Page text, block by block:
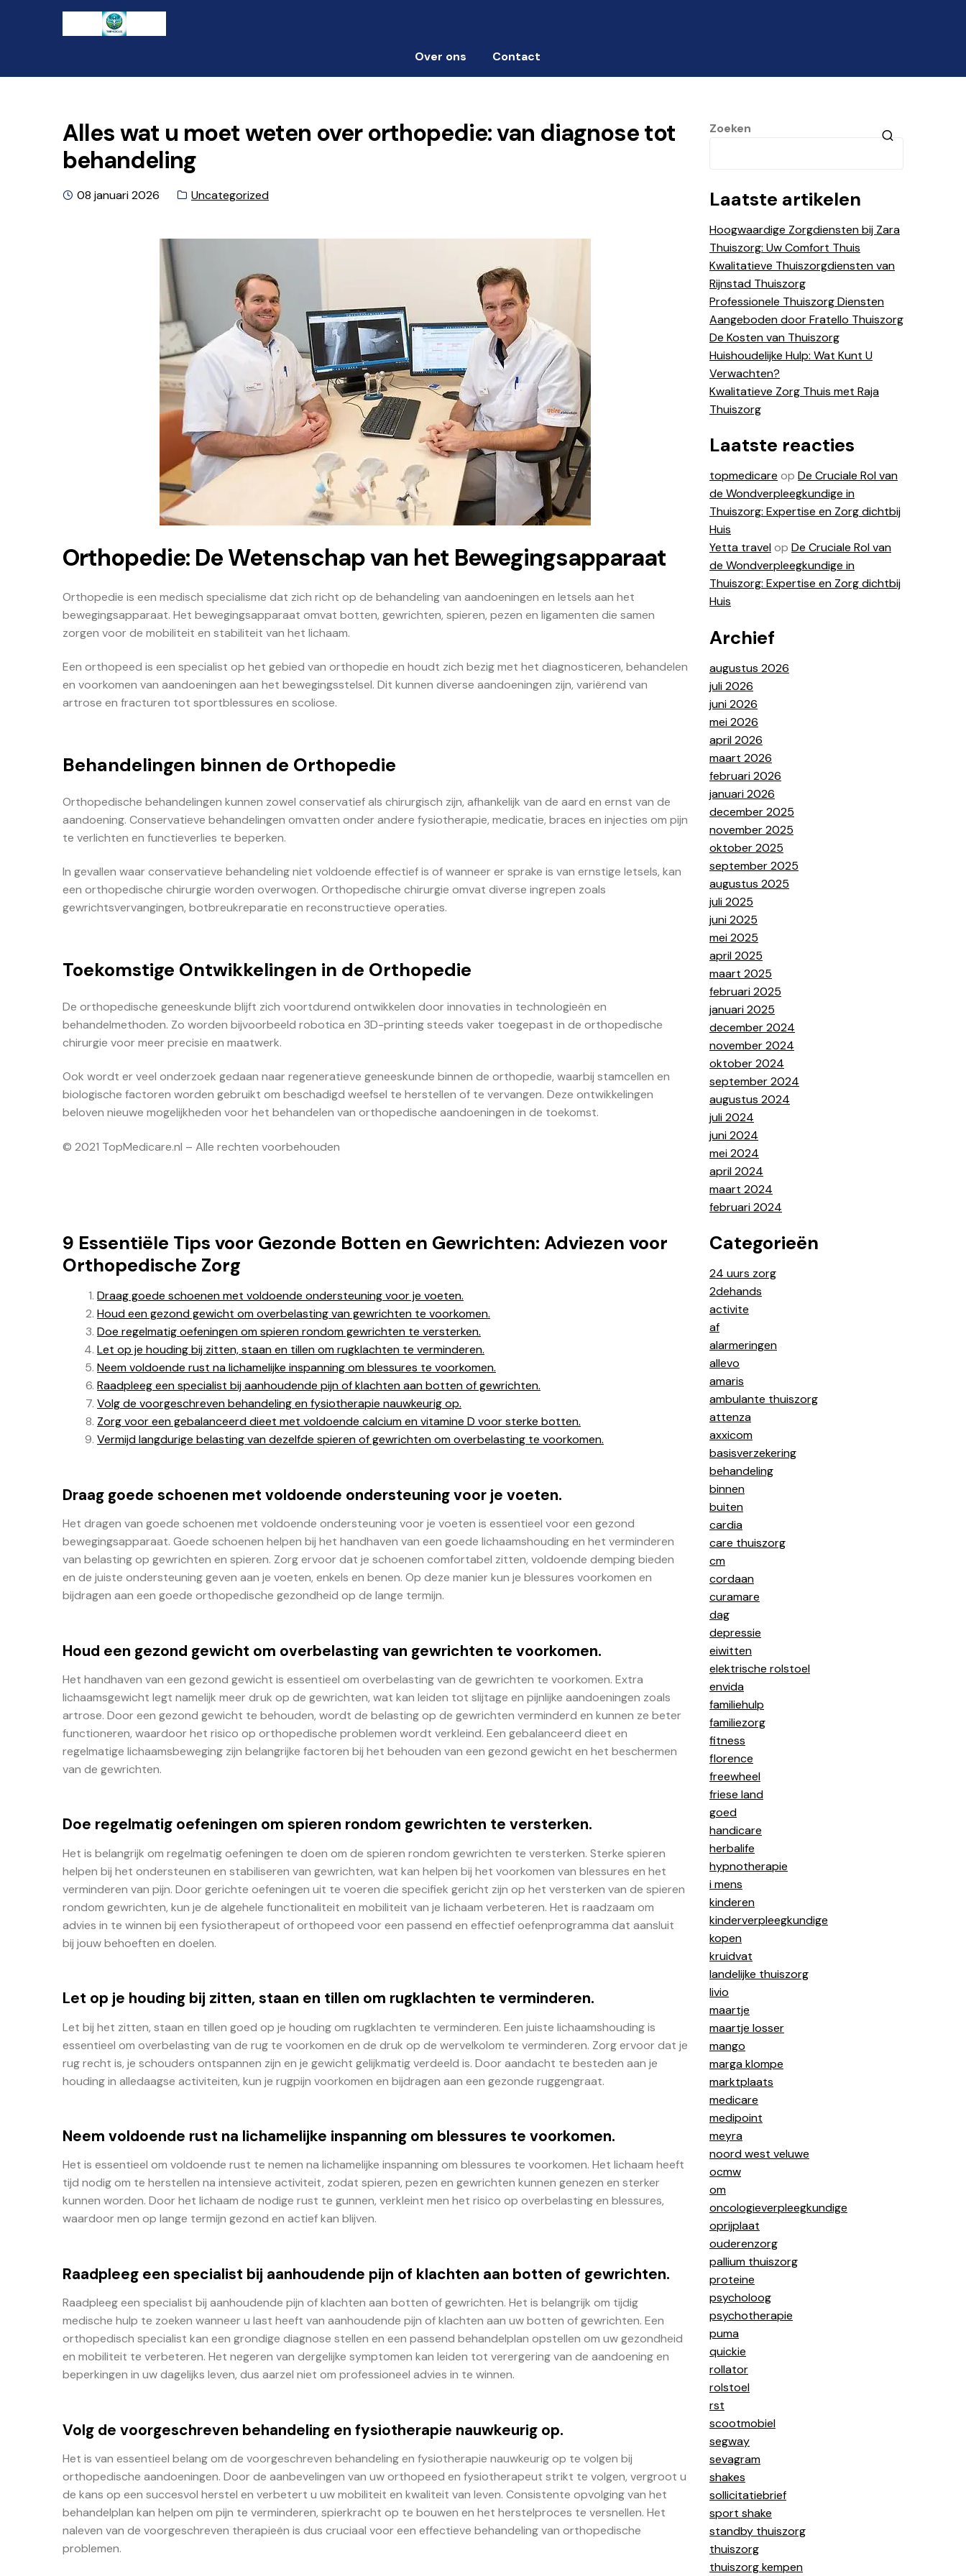
Over ons Contact
Alles wat u moet weten over orthopedie: van diagnose tot
behandeling
Geplaatst
08 januari 2026 Categorie:
Uncategorized
Orthopedie: De Wetenschap van het Bewegingsapparaat
Orthopedie is een medisch specialisme dat zich richt op de behandeling van aandoeningen en letsels aan het
bewegingsapparaat. Het bewegingsapparaat omvat botten, gewrichten, spieren, pezen en ligamenten die samen
zorgen voor de mobiliteit en stabiliteit van het lichaam.
Een orthopeed is een specialist op het gebied van orthopedie en houdt zich bezig met het diagnosticeren, behandelen
en voorkomen van aandoeningen aan het bewegingsstelsel. Dit kunnen diverse aandoeningen zijn, variërend van
artrose en fracturen tot sportblessures en scoliose.
Behandelingen binnen de Orthopedie
Orthopedische behandelingen kunnen zowel conservatief als chirurgisch zijn, afhankelijk van de aard en ernst van de
aandoening. Conservatieve behandelingen omvatten onder andere fysiotherapie, medicatie, braces en injecties om pijn
te verlichten en functieverlies te beperken.
In gevallen waar conservatieve behandeling niet voldoende effectief is of wanneer er sprake is van ernstige letsels, kan
een orthopedische chirurgie worden overwogen. Orthopedische chirurgie omvat diverse ingrepen zoals
gewrichtsvervangingen, botbreukreparatie en reconstructieve operaties.
Toekomstige Ontwikkelingen in de Orthopedie
De orthopedische geneeskunde blijft zich voortdurend ontwikkelen door innovaties in technologieën en
behandelmethoden. Zo worden bijvoorbeeld robotica en 3D-printing steeds vaker toegepast in de orthopedische
chirurgie voor meer precisie en maatwerk.
Ook wordt er veel onderzoek gedaan naar regeneratieve geneeskunde binnen de orthopedie, waarbij stamcellen en
biologische factoren worden gebruikt om beschadigd weefsel te herstellen of te vervangen. Deze ontwikkelingen
beloven nieuwe mogelijkheden voor het behandelen van orthopedische aandoeningen in de toekomst.
© 2021 TopMedicare.nl – Alle rechten voorbehouden
9 Essentiële Tips voor Gezonde Botten en Gewrichten: Adviezen voor
Orthopedische Zorg
Draag goede schoenen met voldoende ondersteuning voor je voeten.
Houd een gezond gewicht om overbelasting van gewrichten te voorkomen.
Doe regelmatig oefeningen om spieren rondom gewrichten te versterken.
Let op je houding bij zitten, staan en tillen om rugklachten te verminderen.
Neem voldoende rust na lichamelijke inspanning om blessures te voorkomen.
Raadpleeg een specialist bij aanhoudende pijn of klachten aan botten of gewrichten.
Volg de voorgeschreven behandeling en fysiotherapie nauwkeurig op.
Zorg voor een gebalanceerd dieet met voldoende calcium en vitamine D voor sterke botten.
Vermijd langdurige belasting van dezelfde spieren of gewrichten om overbelasting te voorkomen.
Draag goede schoenen met voldoende ondersteuning voor je voeten.
Het dragen van goede schoenen met voldoende ondersteuning voor je voeten is essentieel voor een gezond
bewegingsapparaat. Goede schoenen helpen bij het handhaven van een goede lichaamshouding en het verminderen
van belasting op gewrichten en spieren. Zorg ervoor dat je schoenen comfortabel zitten, voldoende demping bieden
en de juiste ondersteuning geven aan je voeten, enkels en benen. Op deze manier kun je blessures voorkomen en
bijdragen aan een goede orthopedische gezondheid op de lange termijn.
Houd een gezond gewicht om overbelasting van gewrichten te voorkomen.
Het handhaven van een gezond gewicht is essentieel om overbelasting van de gewrichten te voorkomen. Extra
lichaamsgewicht legt namelijk meer druk op de gewrichten, wat kan leiden tot slijtage en pijnlijke aandoeningen zoals
artrose. Door een gezond gewicht te behouden, wordt de belasting op de gewrichten verminderd en kunnen ze beter
functioneren, waardoor het risico op orthopedische problemen wordt verkleind. Een gebalanceerd dieet en
regelmatige lichaamsbeweging zijn belangrijke factoren bij het behouden van een gezond gewicht en het beschermen
van de gewrichten.
Doe regelmatig oefeningen om spieren rondom gewrichten te versterken.
Het is belangrijk om regelmatig oefeningen te doen om de spieren rondom gewrichten te versterken. Sterke spieren
helpen bij het ondersteunen en stabiliseren van gewrichten, wat kan helpen bij het voorkomen van blessures en het
verminderen van pijn. Door gerichte oefeningen uit te voeren die specifiek gericht zijn op het versterken van de spieren
rondom gewrichten, kun je de algehele functionaliteit en mobiliteit van je lichaam verbeteren. Het is raadzaam om
advies in te winnen bij een fysiotherapeut of orthopeed voor een passend en effectief oefenprogramma dat aansluit
bij jouw behoeften en doelen.
Let op je houding bij zitten, staan en tillen om rugklachten te verminderen.
Let bij het zitten, staan en tillen goed op je houding om rugklachten te verminderen. Een juiste lichaamshouding is
essentieel om overbelasting van de rug te voorkomen en de druk op de wervelkolom te verminderen. Zorg ervoor dat je
rug recht is, je schouders ontspannen zijn en je gewicht gelijkmatig verdeeld is. Door aandacht te besteden aan je
houding in alledaagse activiteiten, kun je rugpijn voorkomen en bijdragen aan een gezonde ruggengraat.
Neem voldoende rust na lichamelijke inspanning om blessures te voorkomen.
Het is essentieel om voldoende rust te nemen na lichamelijke inspanning om blessures te voorkomen. Het lichaam heeft
tijd nodig om te herstellen na intensieve activiteit, zodat spieren, pezen en gewrichten kunnen genezen en sterker
kunnen worden. Door het lichaam de nodige rust te gunnen, verkleint men het risico op overbelasting en blessures,
waardoor men op lange termijn gezond en actief kan blijven.
Raadpleeg een specialist bij aanhoudende pijn of klachten aan botten of gewrichten.
Raadpleeg een specialist bij aanhoudende pijn of klachten aan botten of gewrichten. Het is belangrijk om tijdig
medische hulp te zoeken wanneer u last heeft van aanhoudende pijn of klachten aan uw botten of gewrichten. Een
orthopedisch specialist kan een grondige diagnose stellen en een passend behandelplan opstellen om uw gezondheid
en mobiliteit te verbeteren. Het negeren van dergelijke symptomen kan leiden tot verergering van de aandoening en
beperkingen in uw dagelijks leven, dus aarzel niet om professioneel advies in te winnen.
Volg de voorgeschreven behandeling en fysiotherapie nauwkeurig op.
Het is van essentieel belang om de voorgeschreven behandeling en fysiotherapie nauwkeurig op te volgen bij
orthopedische aandoeningen. Door de aanbevelingen van uw orthopeed en fysiotherapeut strikt te volgen, vergroot u
de kans op een succesvol herstel en verbetert u uw mobiliteit en kwaliteit van leven. Consistente opvolging van het
behandelplan kan helpen om pijn te verminderen, spierkracht op te bouwen en het herstelproces te versnellen. Het
naleven van de voorgeschreven therapieën is dus cruciaal voor een effectieve behandeling van orthopedische
problemen.
Zoeken
Laatste artikelen
Hoogwaardige Zorgdiensten bij Zara
Thuiszorg: Uw Comfort Thuis
Kwalitatieve Thuiszorgdiensten van
Rijnstad Thuiszorg
Professionele Thuiszorg Diensten
Aangeboden door Fratello Thuiszorg
De Kosten van Thuiszorg
Huishoudelijke Hulp: Wat Kunt U
Verwachten?
Kwalitatieve Zorg Thuis met Raja
Thuiszorg
Laatste reacties
topmedicare op De Cruciale Rol van
de Wondverpleegkundige in
Thuiszorg: Expertise en Zorg dichtbij
Huis
Yetta travelop De Cruciale Rol van
de Wondverpleegkundige in
Thuiszorg: Expertise en Zorg dichtbij
Huis
Archief
augustus 2026
juli 2026
juni 2026
mei 2026
april 2026
maart 2026
februari 2026
januari 2026
december 2025
november 2025
oktober 2025
september 2025
augustus 2025
juli 2025
juni 2025
mei 2025
april 2025
maart 2025
februari 2025
januari 2025
december 2024
november 2024
oktober 2024
september 2024
augustus 2024
juli 2024
juni 2024
mei 2024
april 2024
maart 2024
februari 2024
Categorieën
24 uurs zorg
2dehands
activite
af
alarmeringen
allevo
amaris
ambulante thuiszorg
attenza
axxicom
basisverzekering
behandeling
binnen
buiten
cardia
care thuiszorg
cm
cordaan
curamare
dag
depressie
eiwitten
elektrische rolstoel
envida
familiehulp
familiezorg
fitness
florence
freewheel
friese land
goed
handicare
herbalife
hypnotherapie
i mens
kinderen
kinderverpleegkundige
kopen
kruidvat
landelijke thuiszorg
livio
maartje
maartje losser
mango
marga klompe
marktplaats
medicare
medipoint
meyra
noord west veluwe
ocmw
om
oncologieverpleegkundige
oprijplaat
ouderenzorg
pallium thuiszorg
proteine
psycholoog
psychotherapie
puma
quickie
rollator
rolstoel
rst
scootmobiel
segway
sevagram
shakes
sollicitatiebrief
sport shake
standby thuiszorg
thuiszorg
thuiszorg kempen